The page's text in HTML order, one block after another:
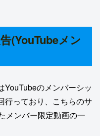
(YouTubeメン
YouTubeのメンバーシッ
行っており、こちらのサ
メンバー限定動画の一